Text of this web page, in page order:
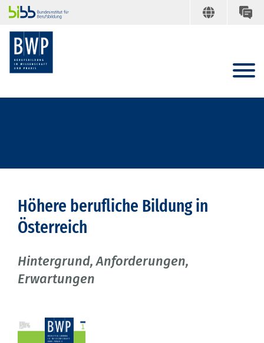
Höhere berufliche Bildung in
Österreich
Hintergrund, Anforderungen,
Erwartungen